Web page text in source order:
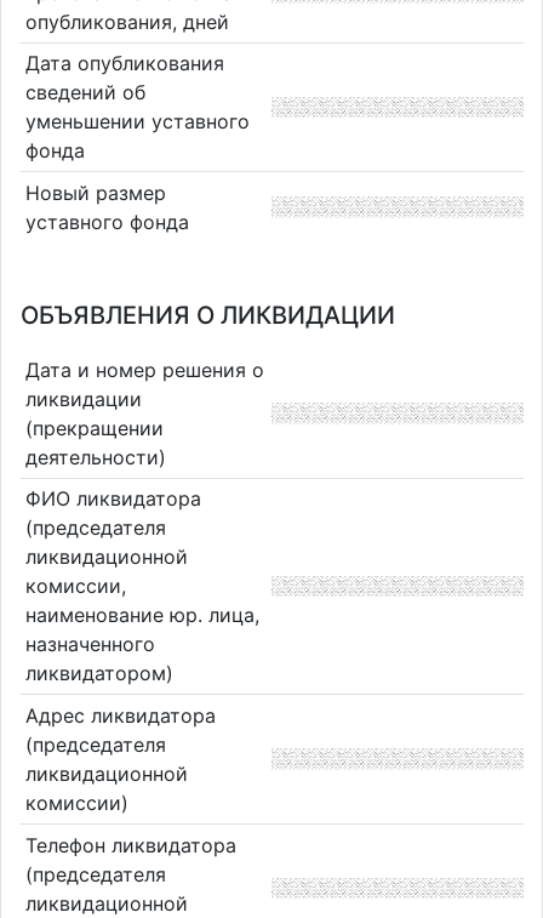
опубликования, дней
Дата опубликования
сведений об
уменьшении уставного
фонда
Новый размер
уставного фонда
ОБЪЯВЛЕНИЯ О ЛИКВИДАЦИИ
Дата и номер решения о
ликвидации
(прекращении
деятельности)
ФИО ликвидатора
(председателя
ликвидационной
комиссии,
наименование юр. лица,
назначенного
ликвидатором)
Адрес ликвидатора
(председателя
ликвидационной
комиссии)
Телефон ликвидатора
(председателя
ликвидационной